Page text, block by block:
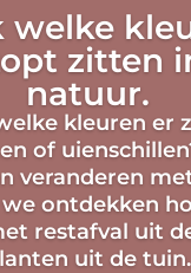
welke
zitten
natuur.
kleuren er
of
veranderen
ontdekken
restafval uit
uit de tuin.